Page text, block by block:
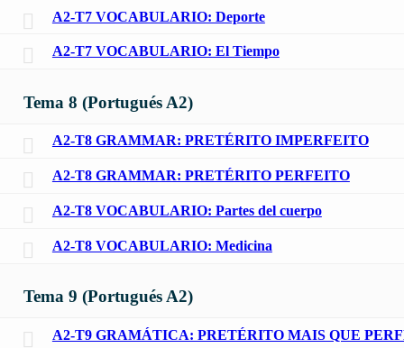
A2-T7 VOCABULARIO: Deporte
A2-T7 VOCABULARIO: El Tiempo
Tema 8 (Portugués A2)
A2-T8 GRAMMAR: PRETÉRITO IMPERFEITO
A2-T8 GRAMMAR: PRETÉRITO PERFEITO
A2-T8 VOCABULARIO: Partes del cuerpo
A2-T8 VOCABULARIO: Medicina
Tema 9 (Portugués A2)
A2-T9 GRAMÁTICA: PRETÉRITO MAIS QUE